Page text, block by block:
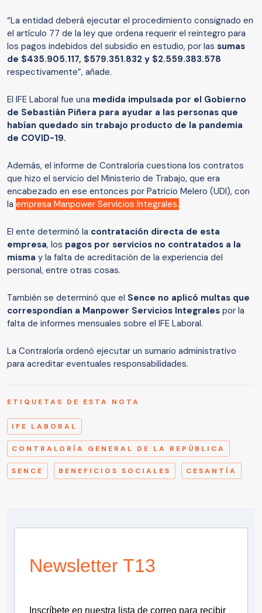
“La entidad deberá ejecutar el procedimiento consignado en
el artículo 77 de la ley que ordena requerir el reintegro para
los pagos indebidos del subsidio en estudio, por las sumas
de $435.905.117, $579.351.832 y $2.559.383.578
respectivamente”, añade.
El IFE Laboral fue una medida impulsada por el Gobierno
de Sebastián Piñera para ayudar a las personas que
habían quedado sin trabajo producto de la pandemia
de COVID-19.
Además, el informe de Contraloría cuestiona los contratos
que hizo el servicio del Ministerio de Trabajo, que era
encabezado en ese entonces por Patricio Melero (UDI), con
la empresa Manpower Servicios Integrales.
El ente determinó la contratación directa de esta
empresa, los pagos por servicios no contratados a la
misma y la falta de acreditación de la experiencia del
personal, entre otras cosas.
También se determinó que el Sence no aplicó multas que
correspondían a Manpower Servicios Integrales por la
falta de informes mensuales sobre el IFE Laboral.
La Contraloría ordenó ejecutar un sumario administrativo
para acreditar eventuales responsabilidades.
ETIQUETAS DE ESTA NOTA
IFE LABORAL
CONTRALORÍA GENERAL DE LA REPÚBLICA
SENCE BENEFICIOS SOCIALES CESANTÍA
Newsletter T13
Inscríbete en nuestra lista de correo para recibir